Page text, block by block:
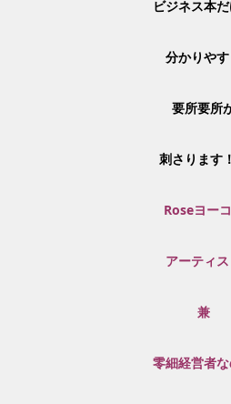
ビジネス本
分かりやす
要所要所
刺さります
Roseヨー
アーティス
兼
零細経営者